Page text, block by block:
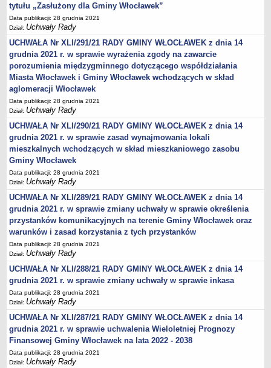
Wybory ławników na kadencję 2020 – 2023
DZIAŁ OGŁOSZEŃ
Roczny Program Współpracy Gminy Włocławek z organizacjami
pozarządowymi - Konsultacje
Nowe statuty sołectw - Konsultacje
Konsultacje 2020 - zmiana granic
Nieodpłatna pomoc prawna
Obwieszczenia Wójta Gminy
Obwieszczenia Wojewody
Obwieszczenia innych organów
Obwieszczenia o sprzedaży
Informacje i Ogłoszenia
Ogłoszenia dot. nieruchomości
Sprawozdania Wójta Gminy
Zawiadomienia
Nabór pracowników
Konkursy - gminne jednostki organizacyjne
Rejestry
Petycje kierowane do Rady Gminy
Petycje kierowane do Wójta Gminy
Raporty o stanie Gminy
Petycje
Spis Rolny 2020
Dostępność cyfrowa strony podmiotowej BIP
tytułu „Zasłużony dla Gminy Włocławek”
Data publikacji: 28 grudnia 2021
Dział: Uchwały Rady
UCHWAŁA Nr XLI/291/21 RADY GMINY WŁOCŁAWEK z dnia 14
grudnia 2021 r. w sprawie wyrażenia zgody na zawarcie
porozumienia międzygminnego dotyczącego współdziałania
Miasta Włocławek i Gminy Włocławek wchodzących w skład
aglomeracji Włocławek
Data publikacji: 28 grudnia 2021
Dział: Uchwały Rady
UCHWAŁA Nr XLI/290/21 RADY GMINY WŁOCŁAWEK z dnia 14
grudnia 2021 r. w sprawie zasad wynajmowania lokali
mieszkalnych wchodzących w skład mieszkaniowego zasobu
Gminy Włocławek
Data publikacji: 28 grudnia 2021
Dział: Uchwały Rady
UCHWAŁA Nr XLI/289/21 RADY GMINY WŁOCŁAWEK z dnia 14
grudnia 2021 r. w sprawie zmiany uchwały w sprawie określenia
przystanków komunikacyjnych na terenie Gminy Włocławek oraz
warunków i zasad korzystania z tych przystanków
Data publikacji: 28 grudnia 2021
Dział: Uchwały Rady
UCHWAŁA Nr XLI/288/21 RADY GMINY WŁOCŁAWEK z dnia 14
grudnia 2021 r. w sprawie zmiany uchwały w sprawie inkasa
Data publikacji: 28 grudnia 2021
Dział: Uchwały Rady
UCHWAŁA Nr XLI/287/21 RADY GMINY WŁOCŁAWEK z dnia 14
grudnia 2021 r. w sprawie uchwalenia Wieloletniej Prognozy
Finansowej Gminy Włocławek na lata 2022 - 2038
Data publikacji: 28 grudnia 2021
Dział: Uchwały Rady